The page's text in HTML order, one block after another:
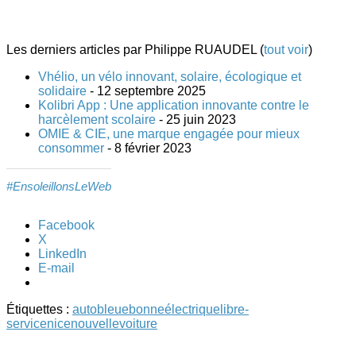
Les derniers articles par Philippe RUAUDEL (tout voir)
Vhélio, un vélo innovant, solaire, écologique et
solidaire - 12 septembre 2025
Kolibri App : Une application innovante contre le
harcèlement scolaire - 25 juin 2023
OMIE & CIE, une marque engagée pour mieux
consommer - 8 février 2023
#EnsoleillonsLeWeb
Facebook
X
LinkedIn
E-mail
Étiquettes : autobleuebonneélectrique libre-
servicenicenouvellevoiture